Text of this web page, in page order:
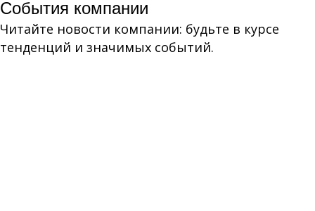
События компании
Читайте новости компании: будьте в курсе
тенденций и значимых событий.